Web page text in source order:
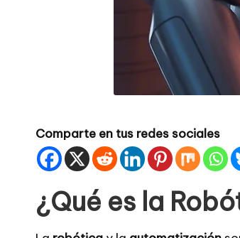
Comparte en tus redes sociales
¿Qué es la